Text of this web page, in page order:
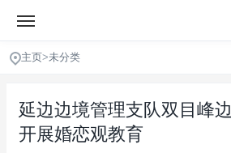
主页>未分类
延边边境管理支队双目峰
开展婚恋观教育